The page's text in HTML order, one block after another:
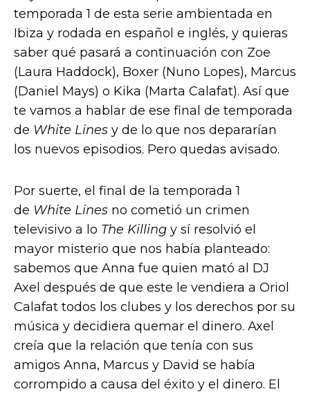
temporada 1 de esta serie ambientada en
Ibiza y rodada en español e inglés, y quieras
saber qué pasará a continuación con Zoe
(Laura Haddock), Boxer (Nuno Lopes), Marcus
(Daniel Mays) o Kika (Marta Calafat). Así que
te vamos a hablar de ese final de temporada
de White Lines y de lo que nos depararían
los nuevos episodios. Pero quedas avisado.
Por suerte, el final de la temporada 1
de White Lines no cometió un crimen
televisivo a lo The Killing y sí resolvió el
mayor misterio que nos había planteado:
sabemos que Anna fue quien mató al DJ
Axel después de que este le vendiera a Oriol
Calafat todos los clubes y los derechos por su
música y decidiera quemar el dinero. Axel
creía que la relación que tenía con sus
amigos Anna, Marcus y David se había
corrompido a causa del éxito y el dinero. El